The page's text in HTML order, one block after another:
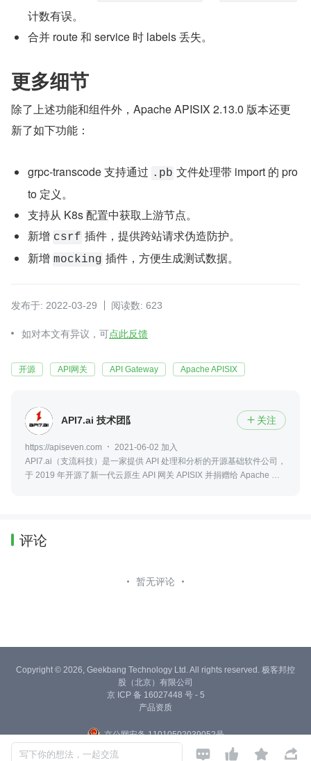
计数有误。
合并 route 和 service 时 labels 丢失。
更多细节
除了上述功能和组件外，Apache APISIX 2.13.0 版本还更
新了如下功能：
grpc-transcode 支持通过 .pb 文件处理带 import 的 pro
to 定义。
支持从 K8s 配置中获取上游节点。
新增 csrf 插件，提供跨站请求伪造防护。
新增 mocking 插件，方便生成测试数据。
发布于: 2022-03-29 阅读数: 623
如对本文有异议，可点此反馈
开源 API网关 API Gateway Apache APISIX
API7.ai 技术团队  关注
https://apiseven.com
2021-06-02 加入
API7.ai（支流科技）是一家提供 API 处理和分析的开源基础软件公司，
于 2019 年开源了新一代云原生 API 网关 APISIX 并捐赠给 Apache 软件
评论
暂无评论
写下你的想法，一起交流    
Copyright © 2026, Geekbang Technology Ltd. All rights reserved. 极客邦控
股（北京）有限公司
京 ICP 备 16027448 号 - 5
产品资质
京公网安备 11010502039052号